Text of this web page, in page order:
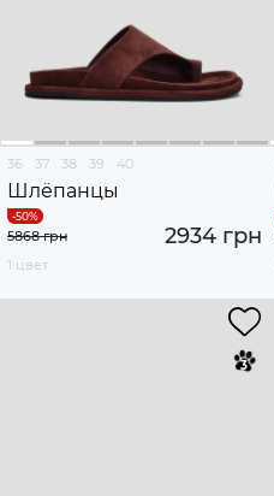
36 37 38 39 40
Шлёпанцы
2934 грн
5868 грн
1 цвет